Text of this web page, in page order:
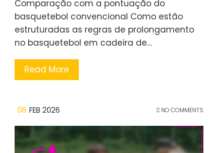
Comparação com a pontuação do
basquetebol convencional Como estão
estruturadas as regras de prolongamento
no basquetebol em cadeira de…
Read More
06 FEB 2026 NO COMMENTS